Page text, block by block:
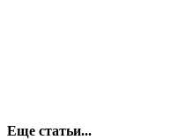
Еще статьи...